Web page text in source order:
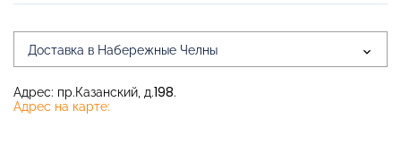
Доставка в Набережные Челны
Адрес: пр.Казанский, д.198.
Адрес на карте: